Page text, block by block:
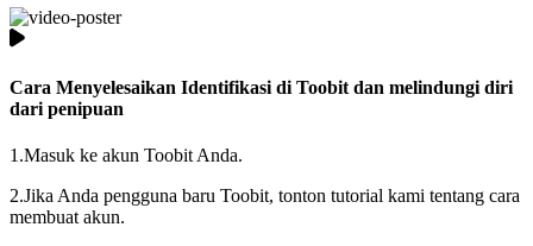
Cara Menyelesaikan Identifikasi di Toobit dan melindungi diri
dari penipuan
1.Masuk ke akun Toobit Anda.
2.Jika Anda pengguna baru Toobit, tonton tutorial kami tentang cara
membuat akun.